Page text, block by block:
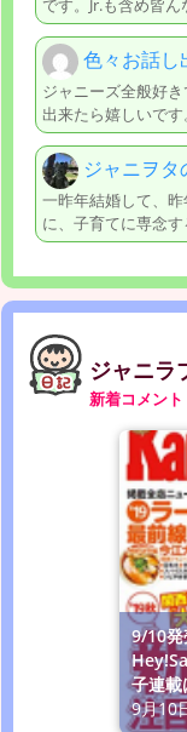
です。Jr.も含め皆
色々お話し
ジャニーズ全般好
出来たら嬉しいで
ジャニヲタ
一昨年結婚して、
に、子育てに専念
ジャニラ
新着コメント
9/10発
子連載
9月10